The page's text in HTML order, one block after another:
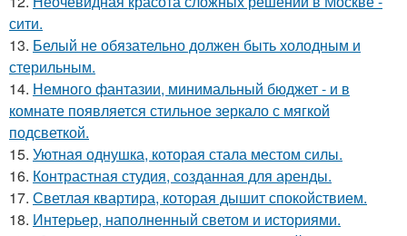
сити.
13. Белый не обязательно должен быть холодным и
стерильным.
14. Немного фантазии, минимальный бюджет - и в
комнате появляется стильное зеркало с мягкой
подсветкой.
15. Уютная однушка, которая стала местом силы.
16. Контрастная студия, созданная для аренды.
17. Светлая квартира, которая дышит спокойствием.
18. Интерьер, наполненный светом и историями.